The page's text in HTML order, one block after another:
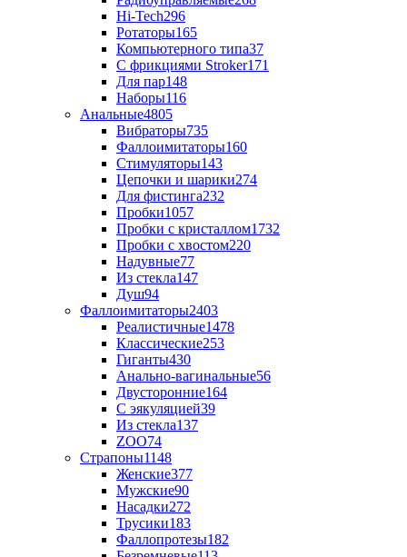
Hi-Tech296
Ротаторы165
Компьютерного типа37
С фрикциями Stroker171
Для пар148
Наборы116
Анальные4805
Вибраторы735
Фаллоимитаторы160
Стимуляторы143
Цепочки и шарики274
Для фистинга232
Пробки1057
Пробки с кристаллом1732
Пробки с хвостом220
Надувные77
Из стекла147
Душ94
Фаллоимитаторы2403
Реалистичные1478
Классические253
Гиганты430
Анально-вагинальные56
Двусторонние164
С эякуляцией39
Из стекла137
ZOO74
Страпоны1148
Женские377
Мужские90
Насадки272
Трусики183
Фаллопротезы182